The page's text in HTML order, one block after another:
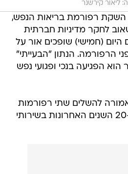
השקת רפורמת בריאות הנפש,
לחקר מדיניות חברתית
(חמישי) שופכים אור על
הרפורמה. הנתון "הבעייתי"
הפגיעה בנכי ופגועי נפש
להשלים שתי רפורמות
חלקיות שהתרחשו ב-20 השנים האחרונות בשירותי